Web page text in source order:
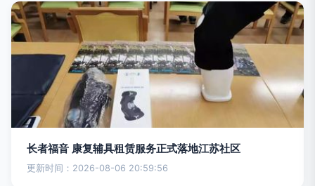
长者福音 康复辅具租赁服务正式落地江苏社区
更新时间：2026-08-06 20:59:56